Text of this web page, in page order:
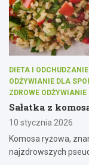
DIETA I ODCHUDZANIE
ODŻYWIANIE DLA
ZDROWE ODŻYWIANIE
Sałatka z
10 stycznia 2026
Komosa ryżowa,
najzdrowszych